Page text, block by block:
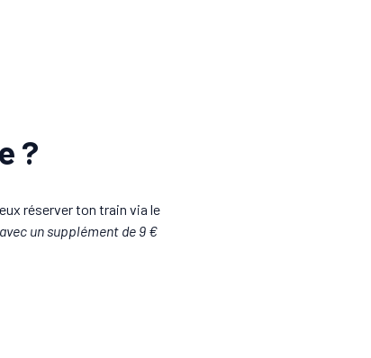
?
réserver ton train via le
un supplément de 9 €